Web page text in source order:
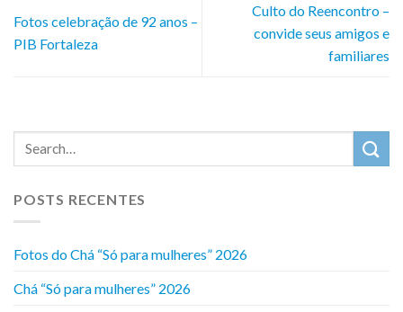
Fotos celebração de 92 anos –
PIB Fortaleza
Culto do Reencontro –
convide seus amigos e
familiares
POSTS RECENTES
Fotos do Chá “Só para mulheres” 2026
Chá “Só para mulheres” 2026